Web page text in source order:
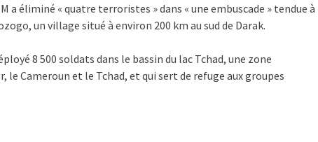
a éliminé « quatre terroristes » dans « une embuscade » tendue à
un village situé à environ 200 km au sud de Darak.
8 500 soldats dans le bassin du lac Tchad, une zone
Cameroun et le Tchad, et qui sert de refuge aux groupes